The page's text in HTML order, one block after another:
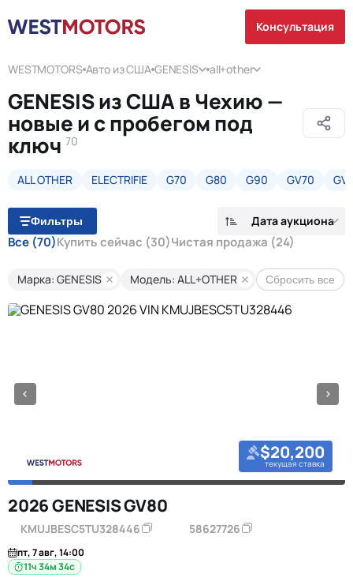
Консультация
WESTMOTORS Авто из США GENESIS all+other
GENESIS из США в Чехию —
новые и с пробегом под
ключ 70
ALL OTHER ELECTRIFIE G70 G80 G90 GV70
Фильтры Дата аукциона
Все (70)Купить сейчас (30)Чистая продажа (24)
Марка: GENESIS Модель: ALL+OTHER Сбросить все
$20,200
текущая ставка
2026 GENESIS GV80
KMUJBESC5TU328446 58627726
пт, 7 авг, 14:00
11ч 34м 34с